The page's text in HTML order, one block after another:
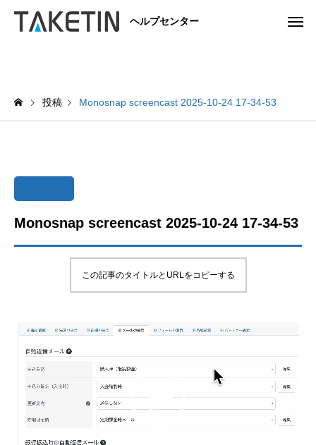
ヘルプセンター
投稿 Monosnap screencast 2025-10-24 17-34-53
Monosnap screencast 2025-10-24 17-34-53
この記事のタイトルとURLをコピーする
画
レ